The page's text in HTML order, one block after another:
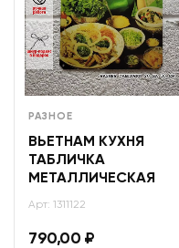
РАЗНОЕ
ВЬЕТНАМ КУХНЯ
ТАБЛИЧКА
МЕТАЛЛИЧЕСКАЯ
Арт: 1311122
790,00 ₽